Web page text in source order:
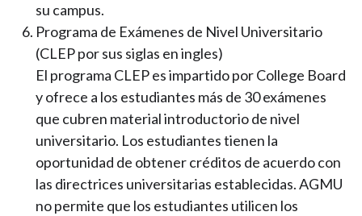
su campus.
Programa de Exámenes de Nivel Universitario
(CLEP por sus siglas en ingles)
El programa CLEP es impartido por College Board
y ofrece a los estudiantes más de 30 exámenes
que cubren material introductorio de nivel
universitario. Los estudiantes tienen la
oportunidad de obtener créditos de acuerdo con
las directrices universitarias establecidas. AGMU
no permite que los estudiantes utilicen los